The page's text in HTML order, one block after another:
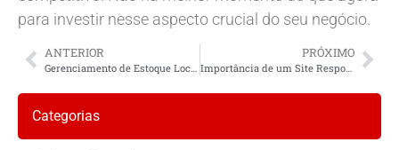
para investir nesse aspecto crucial do seu negócio.
ANTERIOR PRÓXIMO
Importância de um Site Responsivo para Clientes Locais
Categorias